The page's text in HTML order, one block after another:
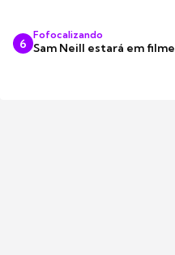
6
Fofocalizando
Sam Neill estará em